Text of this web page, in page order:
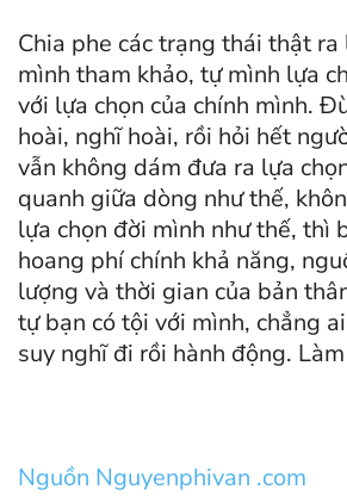
Chia phe các trạng thái thật
mình tham khảo, tự mình lựa
với lựa chọn của chính mình.
hoài, nghĩ hoài, rồi hỏi hết
vẫn không dám đưa ra lựa
quanh giữa dòng như thế,
lựa chọn đời mình như thế, thì
hoang phí chính khả năng,
lượng và thời gian của bản
tự bạn có tội với mình, chẳng
suy nghĩ đi rồi hành động.
Nguồn Nguyenphivan .com